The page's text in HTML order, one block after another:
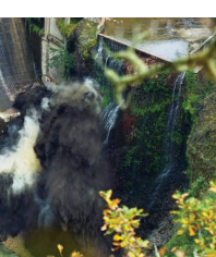
か
す
に
は
文
化
の
発
展
が
重